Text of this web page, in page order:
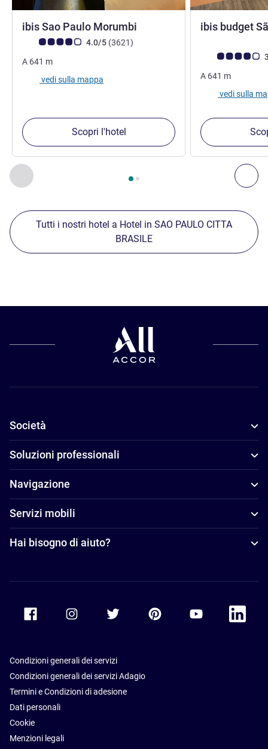
Precedente - Nostre ulteriori strutture nelle vicinanze
Pagina , Nostre ulteriori strutture nelle vicinanze 1 :,
ibis Sao Paulo Morumbi
Giudizio clienti (Valutazione ALL)
4.0/5 (3621recensioni
)
A 641 m
vedi sulla mappa
Scopri l'hotel
ibis budget
Giudizio clienti
A 641 m
vedi sulla
Tutti i nostri hotel a Hotel in SAO PAULO CITTA
BRASILE
Società
Soluzioni professionali
Navigazione
Servizi mobili
Hai bisogno di aiuto?
Accor Youtube
Accor
Condizioni generali dei servizi
Condizioni generali dei servizi Adagio
Termini e Condizioni di adesione
Dati personali
Cookie
Menzioni legali